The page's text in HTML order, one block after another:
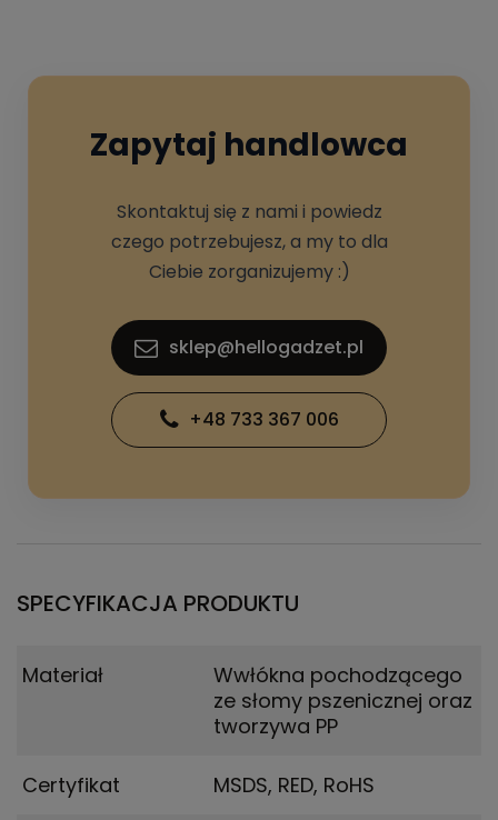
Zapytaj handlowca
Skontaktuj się z nami i powiedz
czego potrzebujesz, a my to dla
Ciebie zorganizujemy :)
sklep@hellogadzet.pl
+48 733 367 006
SPECYFIKACJA PRODUKTU
Materiał
Wwłókna pochodzącego
ze słomy pszenicznej oraz
tworzywa PP
Certyfikat MSDS, RED, RoHS